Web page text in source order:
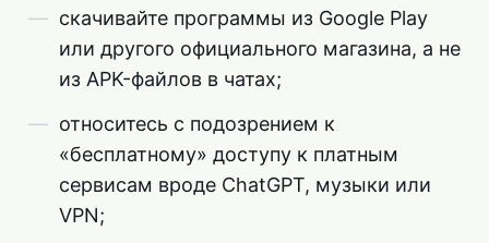
скачивайте программы из Google Play
или другого официального магазина, а не
из APK-файлов в чатах;
относитесь с подозрением к
«бесплатному» доступу к платным
сервисам вроде ChatGPT, музыки или
VPN;